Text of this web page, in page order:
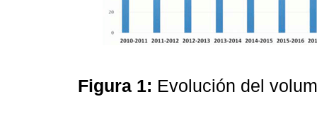
Figura 1: Evolución del